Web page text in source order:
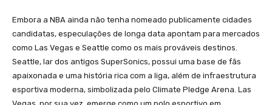
Embora a NBA ainda não tenha nomeado publicamente cidades
candidatas, especulações de longa data apontam para mercados
como Las Vegas e Seattle como os mais prováveis destinos.
Seattle, lar dos antigos SuperSonics, possui uma base de fãs
apaixonada e uma história rica com a liga, além de infraestrutura
esportiva moderna, simbolizada pelo Climate Pledge Arena. Las